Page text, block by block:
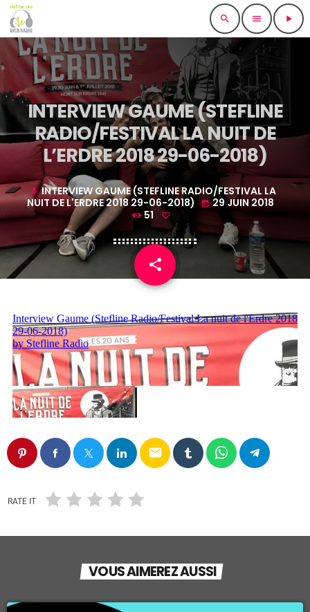
search menu play_arrow
INTERVIEW GAUME (STEFLINE
RADIO/FESTIVAL LA NUIT DE
L’ERDRE 2018 29-06-2018)
mic INTERVIEW GAUME (STEFLINE RADIO/FESTIVAL LA
NUIT DE L'ERDRE 2018 29-06-2018)
today 29 JUIN 2018
51
share
email
email
RATE IT
VOUS AIMEREZ AUSSI